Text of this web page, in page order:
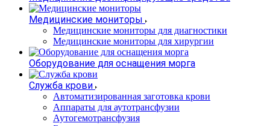
Медицинские мониторы
Медицинские мониторы для диагностики
Медицинские мониторы для хирургии
Оборудование для оснащения морга
Служба крови
Автоматизированная заготовка крови
Аппараты для аутотрансфузии
Аутогемотрансфузия